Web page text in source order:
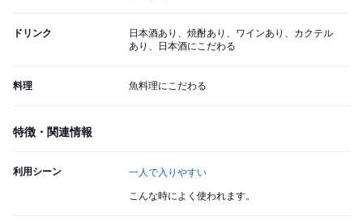
ドリンク
日本酒あり、焼酎あり、ワインあり、カクテル
あり、日本酒にこだわる
料理 魚料理にこだわる
特徴・関連情報
利用シーン 一人で入りやすい
こんな時によく使われます。